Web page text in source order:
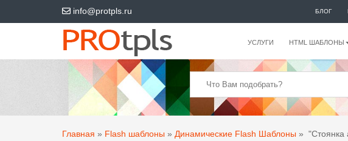
info@protpls.ru БЛОГ
УСЛУГИ HTML ШАБЛОНЫ
Главная » Flash шаблоны » Динамические Flash Шаблоны » "Стоянка